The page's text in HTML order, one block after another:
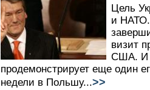
Цель
и НАТО.
визит
США. И
продемонстрирует еще один
недели в Польшу...>>